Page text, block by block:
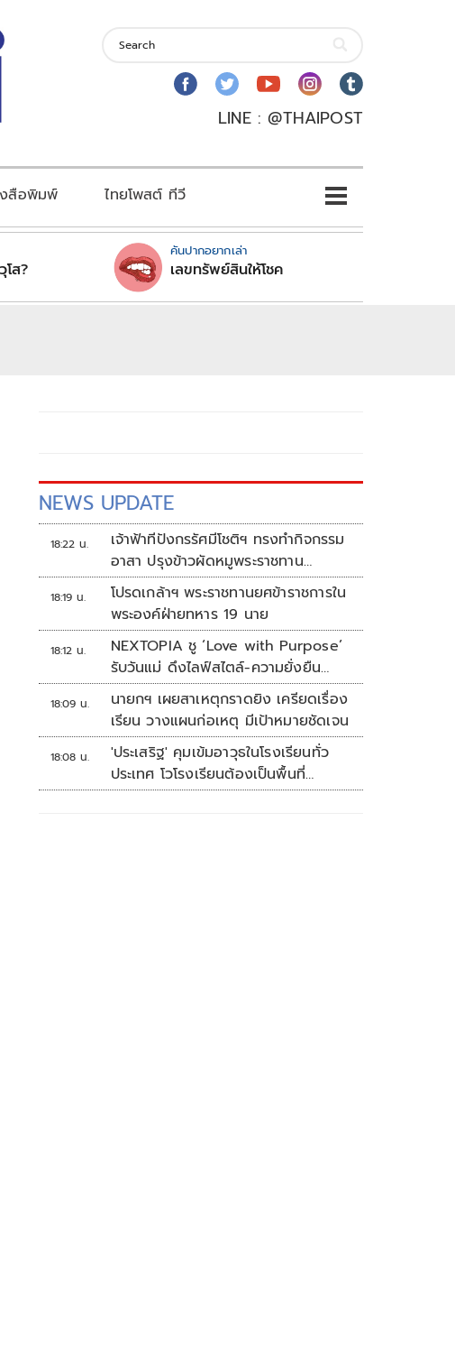
LINE : @THAIPOST
สือพิมพ์ ไทยโพสต์ ทีวี
ส?
คันปากอยากเล่า
เลขทรัพย์สินให้โชค
NEWS UPDATE
18:22 น.
เจ้าฟ้าทีปังกรรัศมีโชติฯ ทรงทำกิจกรรม
อาสา ปรุงข้าวผัดหมูพระราชทาน
ประชาชน
18:19 น.
โปรดเกล้าฯ พระราชทานยศข้าราชการใน
พระองค์ฝ่ายทหาร 19 นาย
18:12 น.
NEXTOPIA ชู ‘Love with Purpose’
รับวันแม่ ดึงไลฟ์สไตล์-ความยั่งยืน
สร้างประสบการณ์ช้อปปิงมีความหมาย
18:09 น.
นายกฯ เผยสาเหตุกราดยิง เครียดเรื่อง
เรียน วางแผนก่อเหตุ มีเป้าหมายชัดเจน
18:08 น.
'ประเสริฐ' คุมเข้มอาวุธในโรงเรียนทั่ว
ประเทศ โวโรงเรียนต้องเป็นพื้นที่
ปลอดภัย